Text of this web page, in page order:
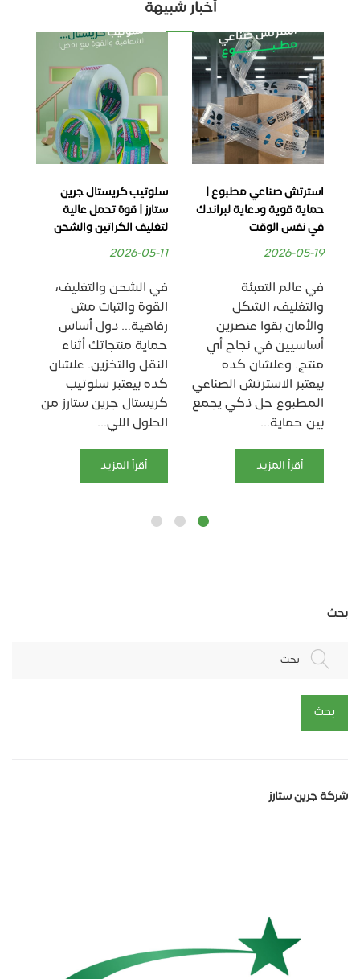
أخبار شبيهة
استرتش صناعي مطبوع |
حماية قوية ودعاية لبراندك
في نفس الوقت
2026-05-19
في عالم التعبئة
والتغليف، الشكل
والأمان بقوا عنصرين
أساسيين في نجاح أي
منتج. وعلشان كده
بيعتبر الاسترتش الصناعي
المطبوع حل ذكي يجمع
بين حماية...
أقرأ المزيد
سلوتيب كريستال جرين
ستارز | قوة تحمل عالية
لتغليف الكراتين والشحن
2026-05-11
في الشحن والتغليف،
القوة والثبات مش
رفاهية… دول أساس
حماية منتجاتك أثناء
النقل والتخزين. علشان
كده بيعتبر سلوتيب
كريستال جرين ستارز من
الحلول اللي...
أقرأ المزيد
بحث
بحث
شركة جرين ستارز